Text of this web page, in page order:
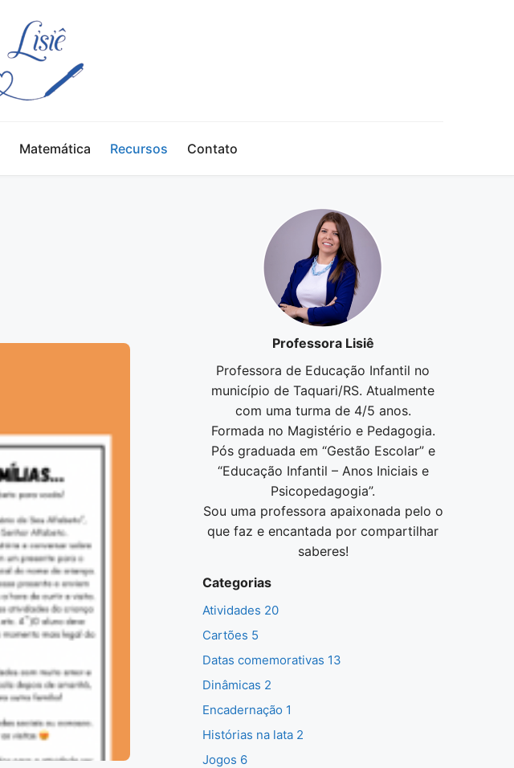
Matemática Recursos Contato
Professora Lisiê
Professora de Educação Infantil no
município de Taquari/RS. Atualmente
com uma turma de 4/5 anos.
Formada no Magistério e Pedagogia.
Pós graduada em “Gestão Escolar” e
“Educação Infantil – Anos Iniciais e
Psicopedagogia”.
Sou uma professora apaixonada pelo o
que faz e encantada por compartilhar
saberes!
Categorias
Atividades 20
Cartões 5
Datas comemorativas 13
Dinâmicas 2
Encadernação 1
Histórias na lata 2
Jogos 6